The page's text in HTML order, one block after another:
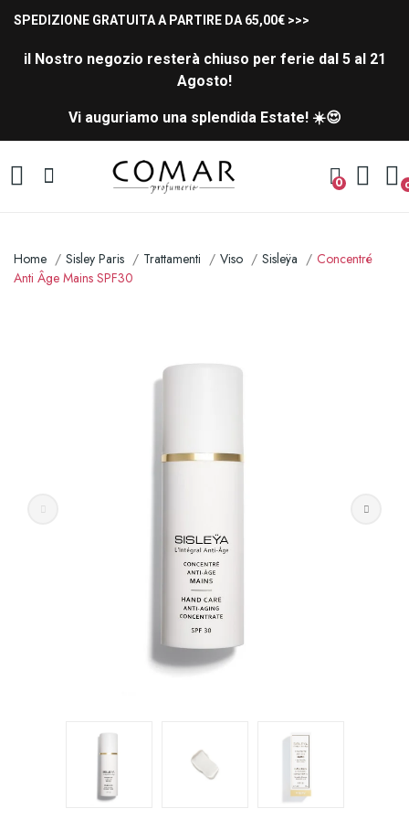
SPEDIZIONE GRATUITA A PARTIRE DA 65,00€ >>>
il Nostro negozio resterà chiuso per ferie dal 5 al 21
Agosto!
Vi auguriamo una splendida Estate! ☀️😍
0
Home Sisley Paris Trattamenti Viso Sisleÿa
Concentré
Anti Âge Mains SPF30